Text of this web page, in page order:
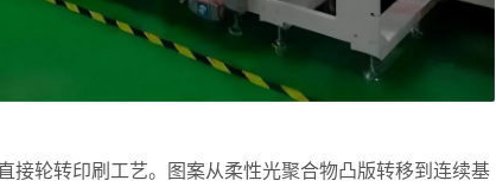
接轮转印刷工艺。图案从柔性光聚合物凸版转移到连续基